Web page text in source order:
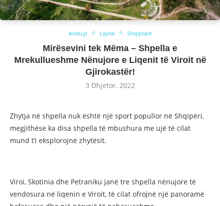
Artikujt Lajme Shqiptare
Mirësevini tek Mëma – Shpella e
Mrekullueshme Nënujore e Liqenit të Viroit në
Gjirokastër!
3 Dhjetor, 2022
Zhytja në shpella nuk është një sport popullor në Shqipëri,
megjithëse ka disa shpella të mbushura me ujë të cilat
mund t’i eksplorojnë zhytësit.
Viroi, Skotinia dhe Petraniku janë tre shpella nënujore të
vendosura në liqenin e Viroit, të cilat ofrojnë një panoramë